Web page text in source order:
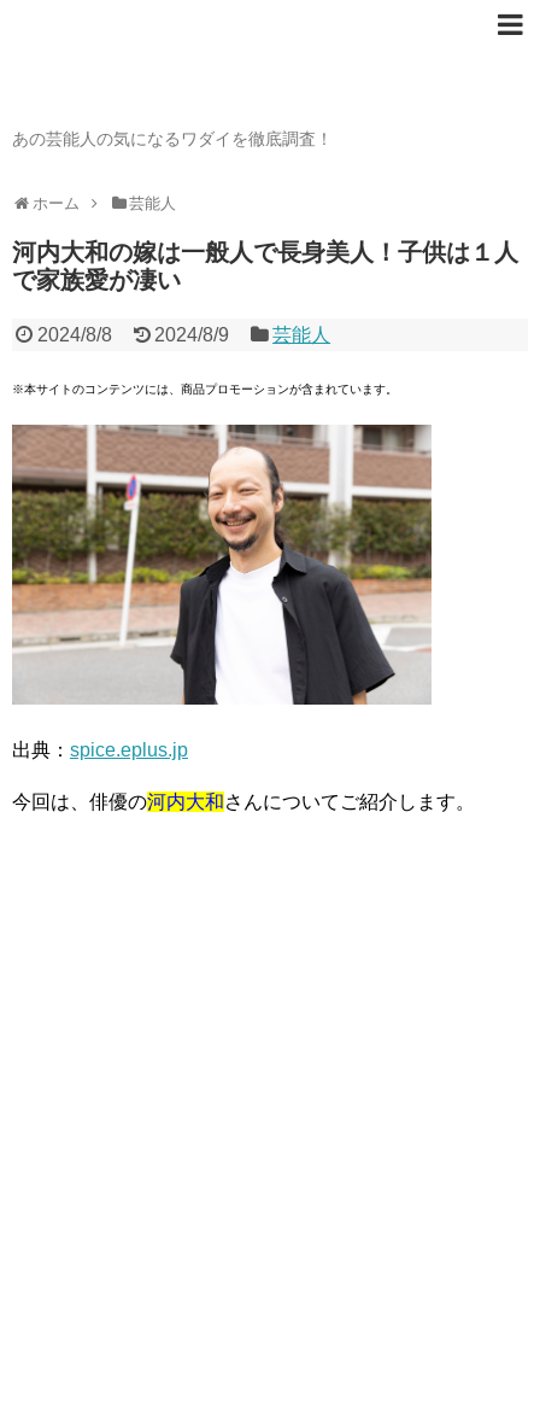
あの芸能人の気になるワダイを徹底調査！
ホーム 芸能人
河内大和の嫁は一般人で長身美人！子供は１人
で家族愛が凄い
2024/8/8 2024/8/9 芸能人
※本サイトのコンテンツには、商品プロモーションが含まれています。
出典： spice.eplus.jp
今回は、俳優の河内大和さんについてご紹介します。